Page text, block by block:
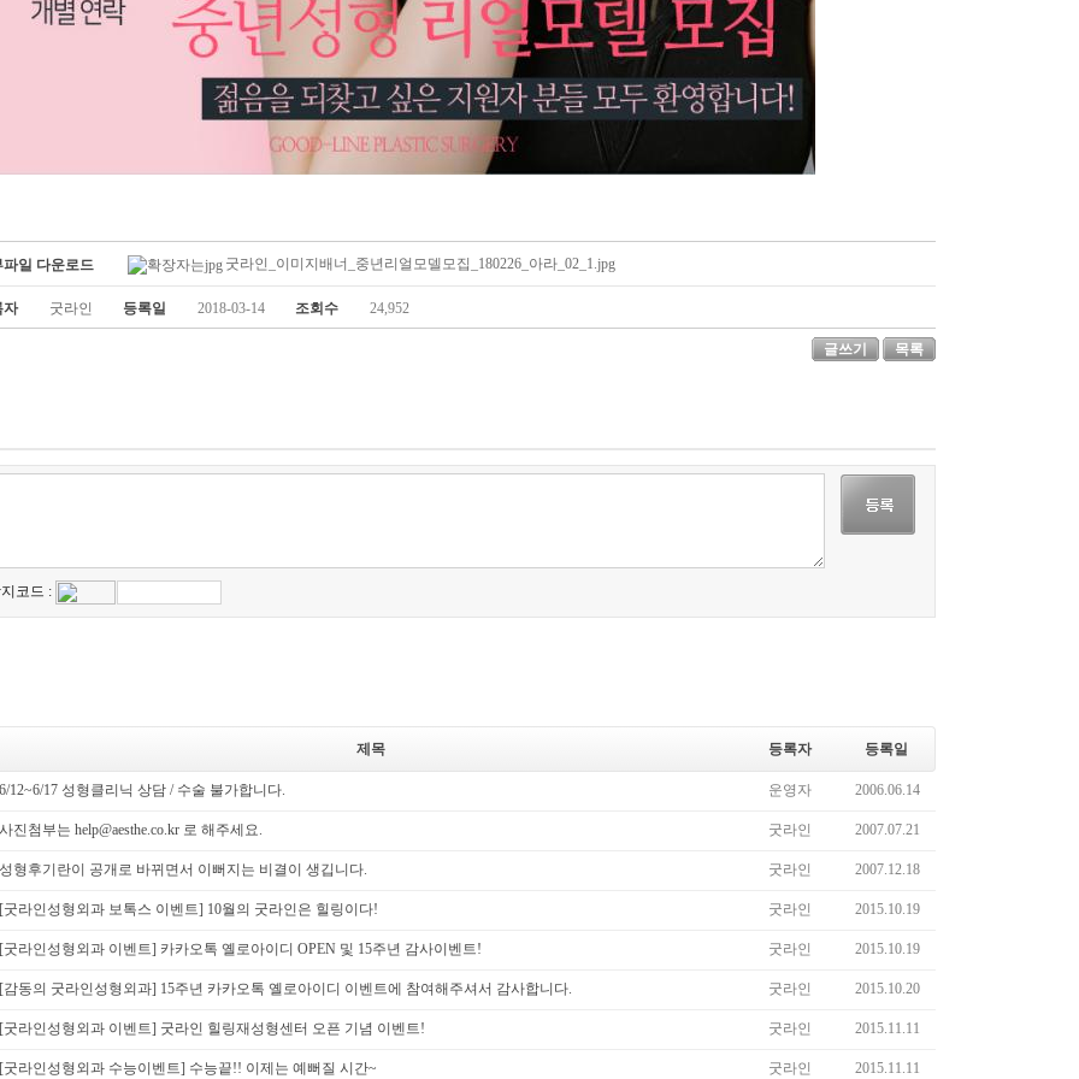
파일 다운로드 굿라인_이미지배너_중년리얼모델모집_180226_아라_02_1.jpg
자 굿라인 등록일 2018-03-14 조회수 24,952
글쓰기 목록
코드 :
제목 등록자 등록일
6/12~6/17 성형클리닉 상담 / 수술 불가합니다. 운영자 2006.06.14
사진첨부는 help@aesthe.co.kr 로 해주세요. 굿라인 2007.07.21
성형후기란이 공개로 바뀌면서 이뻐지는 비결이 생깁니다. 굿라인 2007.12.18
[굿라인성형외과 보톡스 이벤트] 10월의 굿라인은 힐링이다! 굿라인 2015.10.19
[굿라인성형외과 이벤트] 카카오톡 옐로아이디 OPEN 및 15주년 감사이벤트! 굿라인 2015.10.19
[감동의 굿라인성형외과] 15주년 카카오톡 옐로아이디 이벤트에 참여해주셔서 감사합니다. 굿라인 2015.10.20
[굿라인성형외과 이벤트] 굿라인 힐링재성형센터 오픈 기념 이벤트! 굿라인 2015.11.11
[굿라인성형외과 수능이벤트] 수능끝!! 이제는 예뻐질 시간~ 굿라인 2015.11.11